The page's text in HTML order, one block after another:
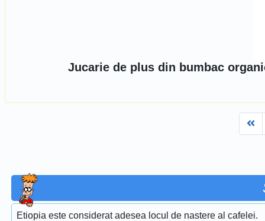
Jucarie de plus din bumbac
Etiopia este considerat adesea locul de nastere al cafelei.